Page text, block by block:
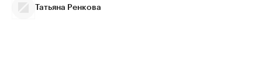
Татьяна Ренкова